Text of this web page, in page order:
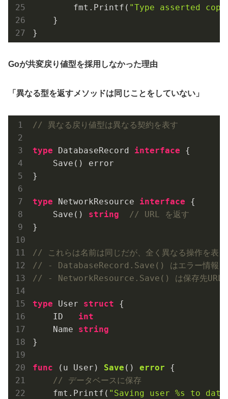
        fmt.Printf(
"Type asserted
    }
Goが共変戻り値型を採用しなかった理由
「異なる型を返すメソッドは同じことをしていない」
// 異なる戻り値型は異なる契約を表す
type DatabaseRecord interface {
    Save() error
}
type NetworkResource interface {
    Save()
string
// URL を返す
}
// これらは名前は同じだが、全く異なる操作を表
// - DatabaseRecord.Save() はエラー情報を
// - NetworkResource.Save() は保存先URL
type User struct {
    ID
int
    Name
string
}
func (u User) Save () error {
// データベースに保存
    fmt.Printf(
"Saving user %s to